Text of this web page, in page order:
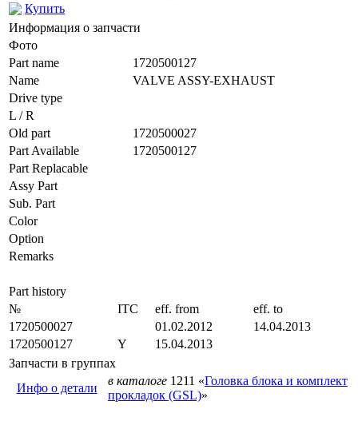
Купить
Информация о запчасти
Фото
Part name
1720500127
Name
VALVE ASSY-EXHAUST
Drive type
L / R
Old part
1720500027
Part Available
1720500127
Part Replacable
Assy Part
Sub. Part
Color
Option
Remarks
Part history
№
ITC eff. from
eff. to
1720500027
01.02.2012
14.04.2013
1720500127
Y
15.04.2013
Запчасти в группах
Инфо о детали
в каталоге 1211 «Головка блока и комплект
прокладок (GSL)»